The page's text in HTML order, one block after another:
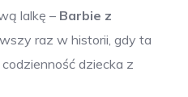
lalkę – Barbie z
raz w historii, gdy ta
dziecka z